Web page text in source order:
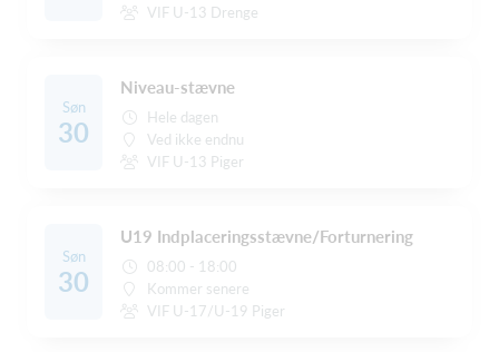
VIF U-13 Drenge
Søn
30
Niveau-stævne
Hele dagen
Ved ikke endnu
VIF U-13 Piger
Søn
30
U19 Indplaceringsstævne/Forturnering
08:00 - 18:00
Kommer senere
VIF U-17/U-19 Piger